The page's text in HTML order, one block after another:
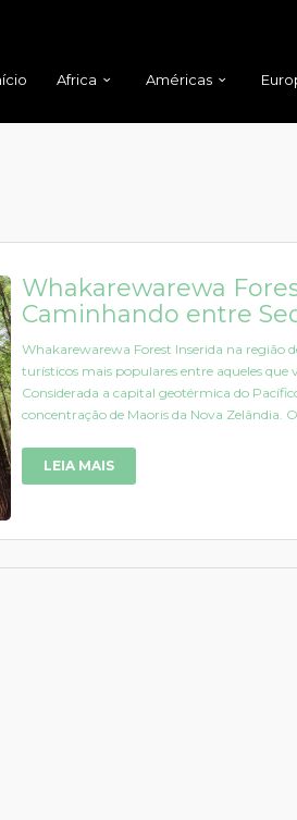
Africa Américas
Whakarewarewa
Caminhando entre
Whakarewarewa Forest Inserida na região
turísticos mais populares entre aqueles que
Considerada a capital geotérmica do
concentração de Maoris da Nova Zelândia.
LEIA MAIS